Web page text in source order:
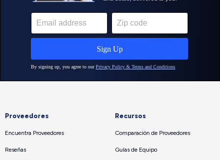
Proveedores
Encuentra Proveedores
Reseñas
Recursos
Comparación de Proveedores
Guías de Equipo